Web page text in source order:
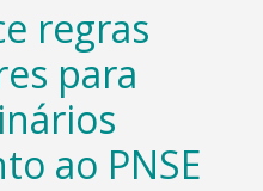
regras
para
ao PNSE